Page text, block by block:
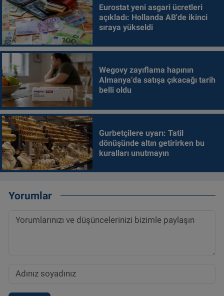
Eurostat yeni asgari ücretleri
açıkladı: Hollanda AB'de ikinci
sıraya yükseldi
Wegovy zayıflama hapının
Almanya’da satışa çıkacağı tarih
belli oldu
Gurbetçilere uyarı: Tatil
dönüşünde altın getirirken bu
kuralları unutmayın
Yorumlar